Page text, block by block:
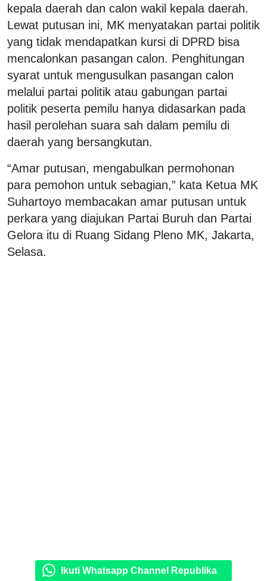
kepala daerah dan calon wakil kepala daerah.
Lewat putusan ini, MK menyatakan partai politik
yang tidak mendapatkan kursi di DPRD bisa
mencalonkan pasangan calon. Penghitungan
syarat untuk mengusulkan pasangan calon
melalui partai politik atau gabungan partai
politik peserta pemilu hanya didasarkan pada
hasil perolehan suara sah dalam pemilu di
daerah yang bersangkutan.
“Amar putusan, mengabulkan permohonan
para pemohon untuk sebagian,” kata Ketua MK
Suhartoyo membacakan amar putusan untuk
perkara yang diajukan Partai Buruh dan Partai
Gelora itu di Ruang Sidang Pleno MK, Jakarta,
Selasa.
Ikuti Whatsapp Channel Republika